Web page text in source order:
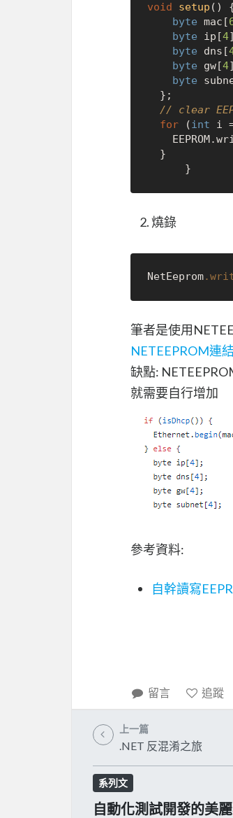
void setup ()
byte mac[
byte ip[4
byte dns[
byte gw[4
byte
// clear
for (int i
燒錄
NetEeprom
筆者是使用
NETEEPROM連結
缺點:
就需要自行增加
參考資料:
自幹讀寫
留言 追蹤
上一篇
.NET 反混淆之旅
系列文
自動化測試開發的美